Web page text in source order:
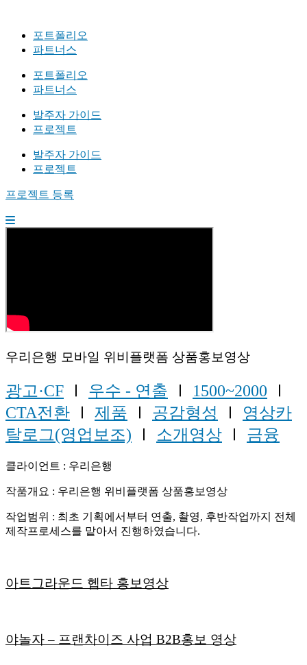
포트폴리오
파트너스
포트폴리오
파트너스
발주자 가이드
프로젝트
발주자 가이드
프로젝트
프로젝트 등록
우리은행 모바일 위비플랫폼 상품홍보영상
광고·CF Ⅰ 우수 - 연출 Ⅰ 1500~2000 Ⅰ
CTA전환 Ⅰ 제품 Ⅰ 공감형성 Ⅰ 영상카
탈로그(영업보조) Ⅰ 소개영상 Ⅰ 금융
클라이언트 : 우리은행
작품개요 : 우리은행 위비플랫폼 상품홍보영상
작업범위 : 최초 기획에서부터 연출, 촬영, 후반작업까지 전체
제작프로세스를 맡아서 진행하였습니다.
아트그라운드 헵타 홍보영상
야놀자 – 프랜차이즈 사업 B2B홍보 영상